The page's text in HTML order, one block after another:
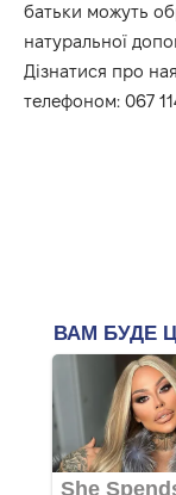
батьки можуть
натуральної
Дізнатися про
телефоном: 067